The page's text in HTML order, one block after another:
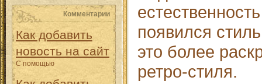
Комментарии
Как добавить
новость на сайт
С помощью
появился
это более
ретро-стиля.